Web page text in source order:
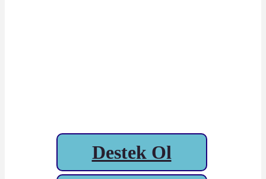
Destek Ol